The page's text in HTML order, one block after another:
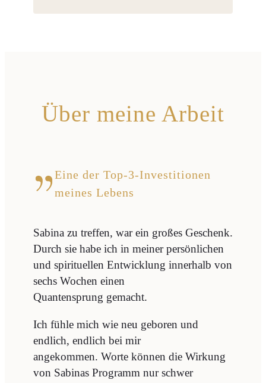
Über meine Arbeit
Eine der Top-3-Investitionen
meines Lebens
Sabina zu treffen, war ein großes Geschenk.
Durch sie habe ich in meiner persönlichen
und spirituellen Entwicklung innerhalb von
sechs Wochen einen
Quantensprung gemacht.
Ich fühle mich wie neu geboren und
endlich, endlich bei mir
angekommen. Worte können die Wirkung
von Sabinas Programm nur schwer